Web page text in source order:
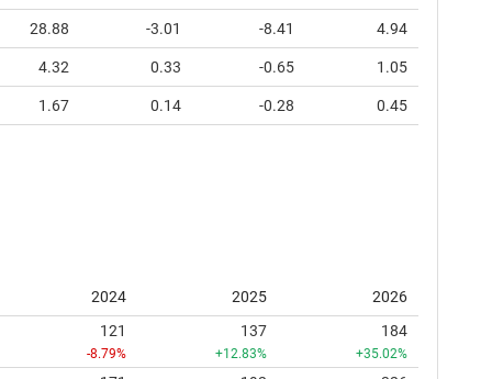
28.88 -3.01 -8.41 4.94
4.32 0.33 -0.65 1.05
1.67 0.14 -0.28 0.45
2024 2025
2026
121
-8.79%
137
+12.83%
184
+35.02%